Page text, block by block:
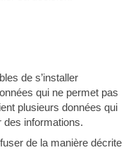
de s’installer
qui ne permet pas
plusieurs données qui
des informations.
de la manière décrite